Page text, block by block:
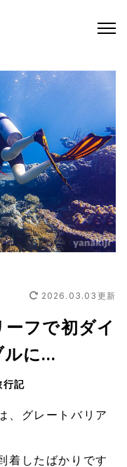
2026.03.03 更新
フで初ダイ
ルに…
行記
、グレートバリア
着したばかりです